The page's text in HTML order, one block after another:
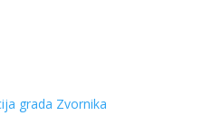
grada Zvornika